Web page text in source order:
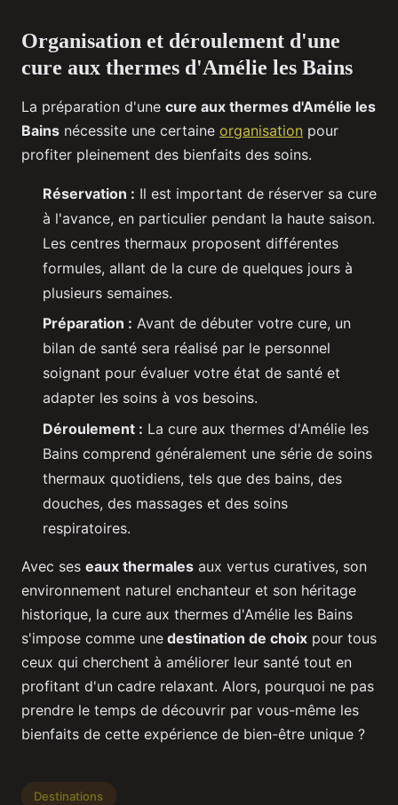
Organisation et déroulement d'une
cure aux thermes d'Amélie les Bains
La préparation d'une cure aux thermes d'Amélie les
Bains nécessite une certaine organisation pour
profiter pleinement des bienfaits des soins.
Réservation : Il est important de réserver sa cure
à l'avance, en particulier pendant la haute saison.
Les centres thermaux proposent différentes
formules, allant de la cure de quelques jours à
plusieurs semaines.
Préparation : Avant de débuter votre cure, un
bilan de santé sera réalisé par le personnel
soignant pour évaluer votre état de santé et
adapter les soins à vos besoins.
Déroulement : La cure aux thermes d'Amélie les
Bains comprend généralement une série de soins
thermaux quotidiens, tels que des bains, des
douches, des massages et des soins
respiratoires.
Avec ses eaux thermales aux vertus curatives, son
environnement naturel enchanteur et son héritage
historique, la cure aux thermes d'Amélie les Bains
s'impose comme une destination de choix pour tous
ceux qui cherchent à améliorer leur santé tout en
profitant d'un cadre relaxant. Alors, pourquoi ne pas
prendre le temps de découvrir par vous-même les
bienfaits de cette expérience de bien-être unique ?
Destinations